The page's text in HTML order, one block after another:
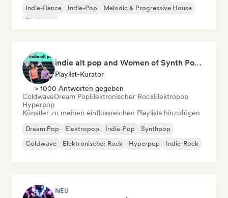
Indie-Dance
Indie-Pop
Melodic & Progressive House
Synthpop
indie alt pop and Women of Synth Pop (CATBEAR)
Playlist-Kurator
> 1000 Antworten gegeben
ColdwaveDream PopElektronischer RockElektropop
Hyperpop
Künstler zu meinen einflussreichen Playlists hinzufügen
Dream Pop Elektropop Indie-Pop
Synthpop
Coldwave
Elektronischer Rock Hyperpop Indie-Rock
NEU